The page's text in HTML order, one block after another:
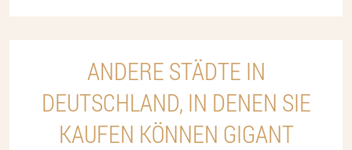
ANDERE STÄDTE IN
DEUTSCHLAND, IN DENEN SIE
KAUFEN KÖNNEN GIGANT